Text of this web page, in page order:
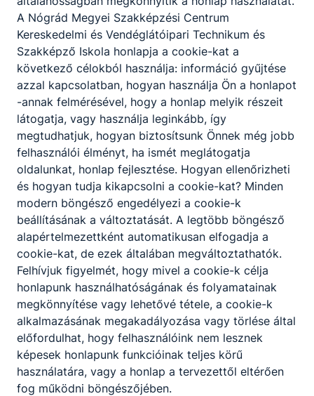
betartja a munkavédelmi,
környezetvédelmi, higiéniai,
élelmiszerbiztonsági előírásokat;
csapatmunkában dolgozik és
együttműködik a szakmai munkában
résztvevőkkel;
őrzi a hagyományos cukrászati
termékkészítés tradícióját, betartja a
cukrászati termékek receptúráját, készítési
módját;
nemzetközi cukrászati termékeket, az
aktuális trendeknek megfelelő termékeket
készít;
alkalmi megrendelésekre a megrendelő
kívánsága szerint esztétikus, ötletes
díszmunkákat készít;
fagylaltokat főz és fagyaszt;
csokoládéból bonbonokat, díszeket készít;
folyamatosan képezi magát;
idegennyelvű szakmai anyagokat olvas
alapszinten, törekszik a nemzetközi
trendek megismerésére.
A Nógrád Megyei Szakképzési Centrum
Kereskedelmi és Vendéglátóipari Technikum és
Szakképző Iskola honlapja a cookie-kat a
következő célokból használja: információ gyűjtése
azzal kapcsolatban, hogyan használja Ön a honlapot
-annak felmérésével, hogy a honlap melyik részeit
látogatja, vagy használja leginkább, így
megtudhatjuk, hogyan biztosítsunk Önnek még jobb
felhasználói élményt, ha ismét meglátogatja
oldalunkat, honlap fejlesztése. Hogyan ellenőrizheti
és hogyan tudja kikapcsolni a cookie-kat? Minden
modern böngésző engedélyezi a cookie-k
beállításának a változtatását. A legtöbb böngésző
alapértelmezettként automatikusan elfogadja a
cookie-kat, de ezek általában megváltoztathatók.
Felhívjuk figyelmét, hogy mivel a cookie-k célja
honlapunk használhatóságának és folyamatainak
megkönnyítése vagy lehetővé tétele, a cookie-k
alkalmazásának megakadályozása vagy törlése által
előfordulhat, hogy felhasználóink nem lesznek
képesek honlapunk funkcióinak teljes körű
használatára, vagy a honlap a tervezettől eltérően
fog működni böngészőjében.